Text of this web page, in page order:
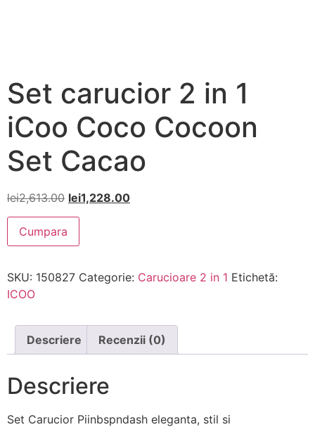
Set carucior 2 in 1
iCoo Coco Cocoon
Set Cacao
lei2,613.00 lei1,228.00
Cumpara
SKU: 150827 Categorie: Carucioare 2 in 1 Etichetă:
ICOO
Descriere Recenzii (0)
Descriere
Set Carucior Piinbspndash eleganta, stil si